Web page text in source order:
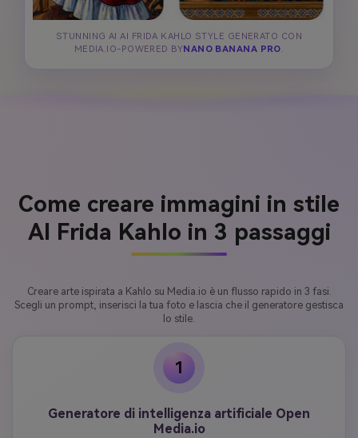
STUNNING AI AI FRIDA KAHLO STYLE GENERATO CON
MEDIA.IO-POWERED BYNANO BANANA PRO.
Come creare immagini in stile
AI Frida Kahlo in 3 passaggi
Creare arte ispirata a Kahlo su Media.io è un flusso rapido in 3 fasi.
Scegli un prompt, inserisci la tua foto e lascia che il generatore gestisca
lo stile.
1
Generatore di intelligenza artificiale Open
Media.io